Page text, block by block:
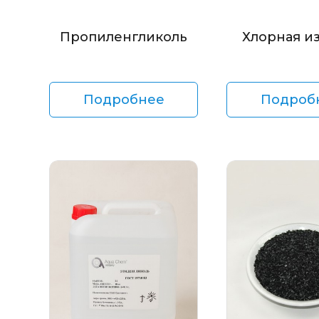
Пропиленгликоль
Подробнее
Хлорная